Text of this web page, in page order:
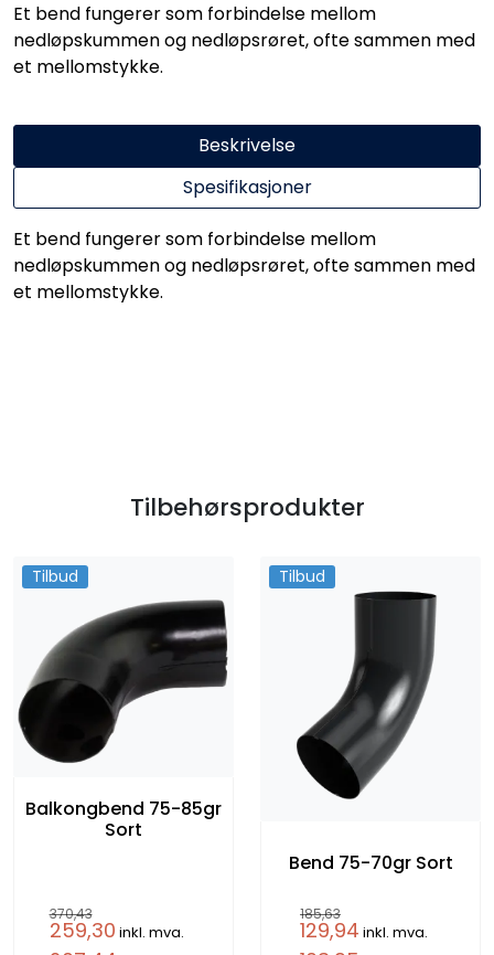
Et bend fungerer som forbindelse mellom
nedløpskummen og nedløpsrøret, ofte sammen med
et mellomstykke.
Beskrivelse
Spesifikasjoner
Et bend fungerer som forbindelse mellom
nedløpskummen og nedløpsrøret, ofte sammen med
et mellomstykke.
Tilbehørsprodukter
Tilbud
Balkongbend 75-85gr
Sort
370,43
259,30 inkl. mva.
Tilbud
Bend 75-70gr Sort
185,63
129,94 inkl. mva.